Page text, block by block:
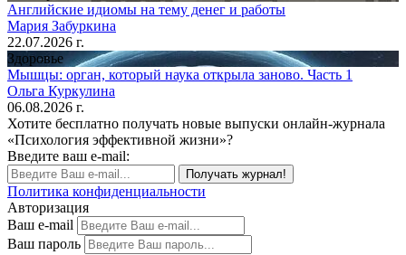
Английские идиомы на тему денег и работы
Мария Забуркина
22.07.2026 г.
Здоровье
Мышцы: орган, который наука открыла заново. Часть 1
Ольга Куркулина
06.08.2026 г.
Хотите бесплатно получать новые выпуски онлайн-журнала
«Психология эффективной жизни»?
Введите ваш e-mail:
Получать журнал!
Политика конфиденциальности
Авторизация
Ваш e-mail
Ваш пароль